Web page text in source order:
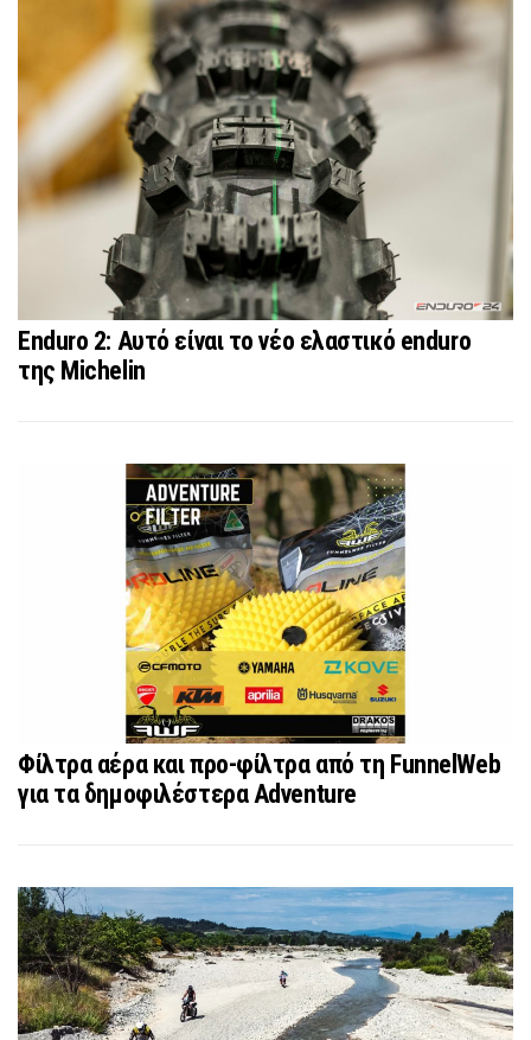
Enduro 2: Αυτό είναι το νέο ελαστικό enduro
της Michelin
Φίλτρα αέρα και προ-φίλτρα από τη FunnelWeb
για τα δημοφιλέστερα Adventure